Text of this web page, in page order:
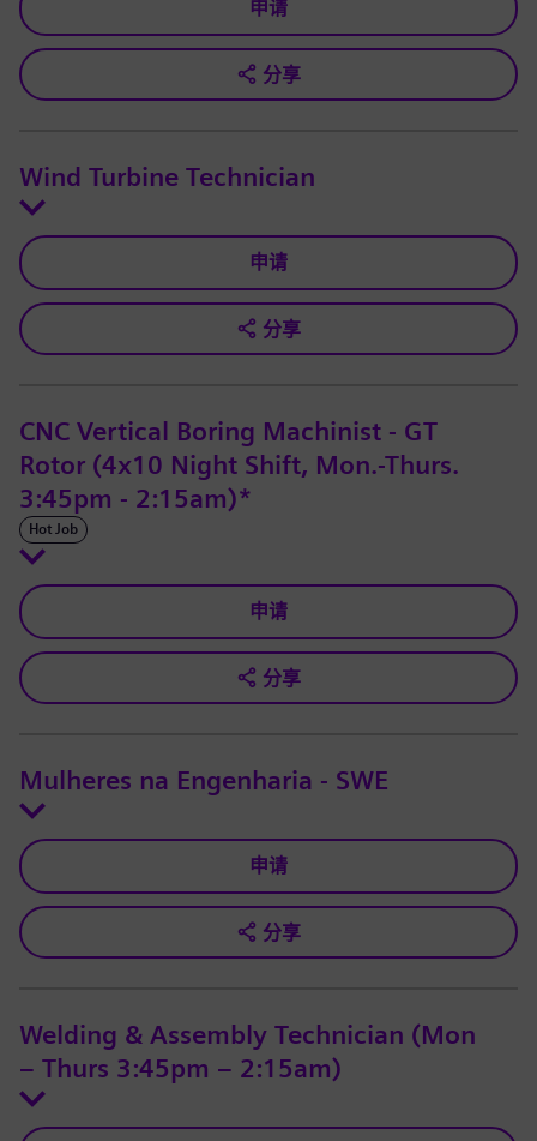
申请
分享
Wind Turbine Technician
申请
分享
CNC Vertical Boring Machinist - GT
Rotor (4x10 Night Shift, Mon.-Thurs.
3:45pm - 2:15am)*
Hot Job
申请
分享
Mulheres na Engenharia - SWE
申请
分享
Welding & Assembly Technician (Mon
– Thurs 3:45pm – 2:15am)